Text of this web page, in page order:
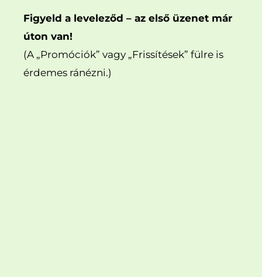
Figyeld a leveleződ – az első üzenet már
úton van!
(A „Promóciók” vagy „Frissítések” fülre is
érdemes ránézni.)